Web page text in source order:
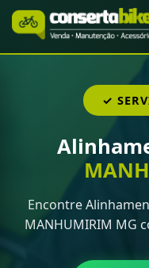
✓
Encontre
MANHUMIRIM MG